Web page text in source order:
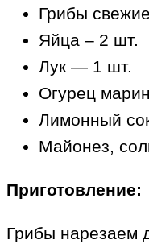
Грибы
Яйца – 2 шт.
Лук — 1 шт.
Огурец
Лимонный
Майонез,
Приготовление:
Грибы нарезаем